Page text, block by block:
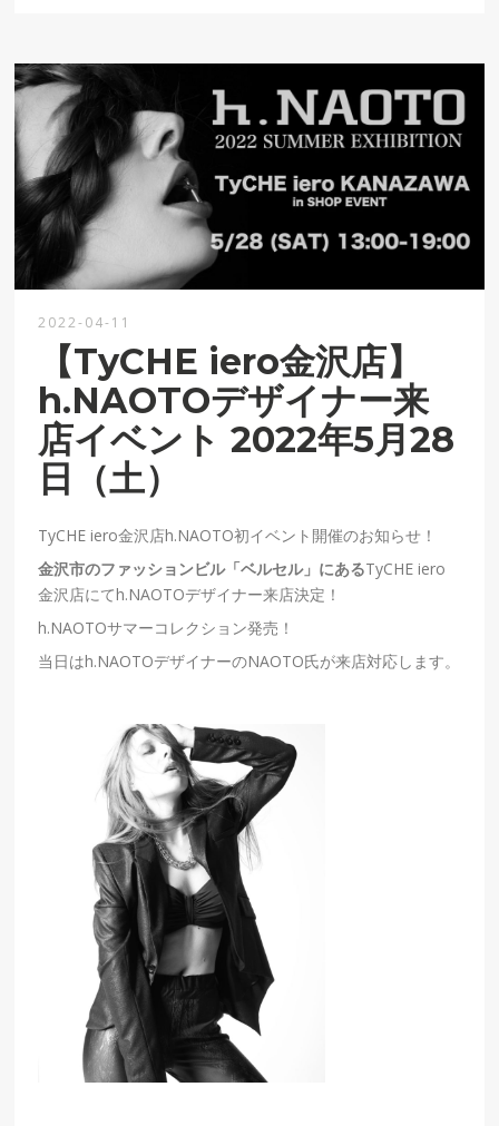
2022-04-11
【TyCHE iero金沢店】
h.NAOTOデザイナー来
店イベント 2022年5月28
日（土）
TyCHE iero金沢店h.NAOTO初イベント開催のお知らせ！
金沢市のファッションビル「ベルセル」にあるTyCHE iero
金沢店にてh.NAOTOデザイナー来店決定！
h.NAOTOサマーコレクション発売！
当日はh.NAOTOデザイナーのNAOTO氏が来店対応します。